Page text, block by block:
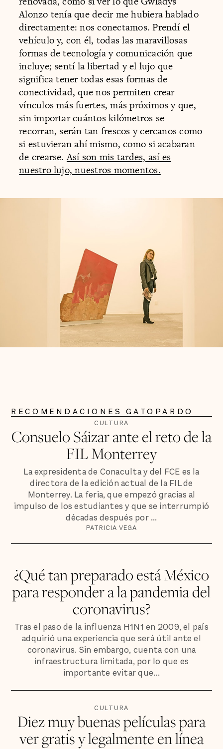
Alonzo tenía que decir me hubiera hablado
directamente: nos conectamos. Prendí el
vehículo y, con él, todas las maravillosas
formas de tecnología y comunicación que
incluye; sentí la libertad y el lujo que
significa tener todas esas formas de
conectividad, que nos permiten crear
vínculos más fuertes, más próximos y que,
sin importar cuántos kilómetros se
recorran, serán tan frescos y cercanos como
si estuvieran ahí mismo, como si acabaran
de crearse.Así son mis tardes, así es
nuestro lujo, nuestros momentos.
RECOMENDACIONES GATOPARDO
CULTURA
Consuelo Sáizar ante el reto de la
FIL Monterrey
La expresidenta de Conaculta y del FCE es la
directora de la edición actual de la FIL de
Monterrey. La feria, que empezó gracias al
impulso de los estudiantes y que se interrumpió
décadas después por ...
PATRICIA VEGA
¿Qué tan preparado está México
para responder a la pandemia del
coronavirus?
Tras el paso de la influenza H1N1 en 2009, el país
adquirió una experiencia que será útil ante el
coronavirus. Sin embargo, cuenta con una
infraestructura limitada, por lo que es
importante evitar que...
CULTURA
Diez muy buenas películas para
ver gratis y legalmente en línea